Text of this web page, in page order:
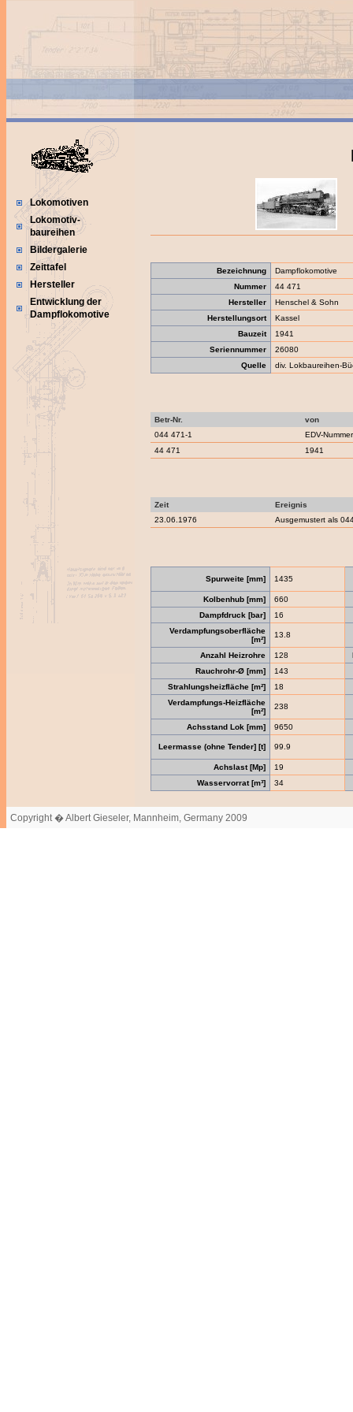
Lokomotiven
Lokomotiv-
baureihen
Bildergalerie
Zeittafel
Hersteller
Entwicklung der
Dampflokomotive
Bezeichnung
Dampflokomotive
Nummer
44 471
Hersteller
Henschel & Sohn
Herstellungsort
Kassel
Bauzeit
1941
Seriennummer
26080
Quelle
div. Lokbaureihen-
Betr-Nr.
von
044 471-1
EDV-
44 471
1941
Zeit
Ereignis
23.06.1976
Ausgemustert als
Spurweite [mm] 1435
Kolbenhub [mm]
660
Dampfdruck [bar]
16
Verdampfungsoberfläche
[m²]
13.8
Anzahl Heizrohre 128
Rauchrohr-Ø [mm]
143
Strahlungsheizfläche [m²]
18
Verdampfungs-Heizfläche
[m²]
238
Achsstand Lok [mm] 9650
Leermasse (ohne Tender] [t] 99.9
Achslast [Mp]
19
Wasservorrat [m³]
34
Copyright � Albert Gieseler, Mannheim, Germany 2009